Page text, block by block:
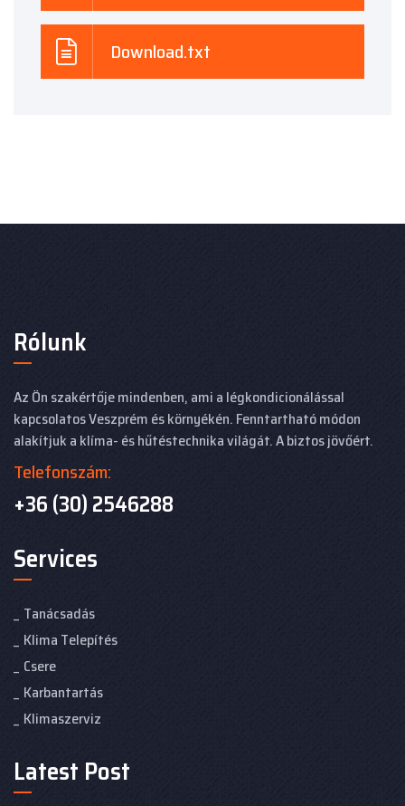
Download.txt
Rólunk
Az Ön szakértője mindenben, ami a légkondicionálással
kapcsolatos Veszprém és környékén. Fenntartható módon
alakítjuk a klíma- és hűtéstechnika világát. A biztos jövőért.
Telefonszám:
+36 (30) 2546288
Services
Tanácsadás
Klima Telepítés
Csere
Karbantartás
Klimaszerviz
Latest Post